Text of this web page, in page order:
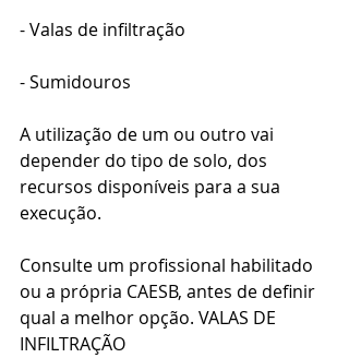
- Valas de infiltração
- Sumidouros
A utilização de um ou outro vai
depender do tipo de solo, dos
recursos disponíveis para a sua
execução.
Consulte um profissional habilitado
ou a própria CAESB, antes de definir
qual a melhor opção. VALAS DE
INFILTRAÇÃO